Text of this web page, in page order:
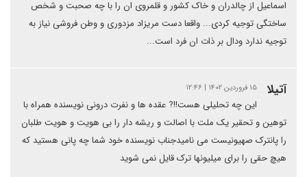
اسماعیل از چالدران و خاک کشور و قلمروی ان را با چه صحبت و شخص
ساختگی توجیه کردی... واقعا دست مریزاد مزدوری و وطن فروشی نیاز به
توجیه ندارد ودال بر ذات ان فرد است...
آتیلا ۱۵ فروردین ۱۴۰۲ | ۱۲:۴۶
این چه تحلیلی هست!!? عقده ها و نفرت درونی نویسنده همراه با
توهین و تحقیر یک ملت با اصالت و ریشه دار را بی هویت و هویت طلبان
را پانترک صهیونیست می نامیدجناب نویسنده خود شما چه پانی هستید که
هیچ حقی را برای میلیونها ترک قایل نمی شوید